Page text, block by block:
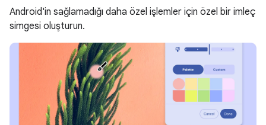
Android'in sağlamadığı daha özel işlemler için özel bir imleç
simgesi oluşturun.